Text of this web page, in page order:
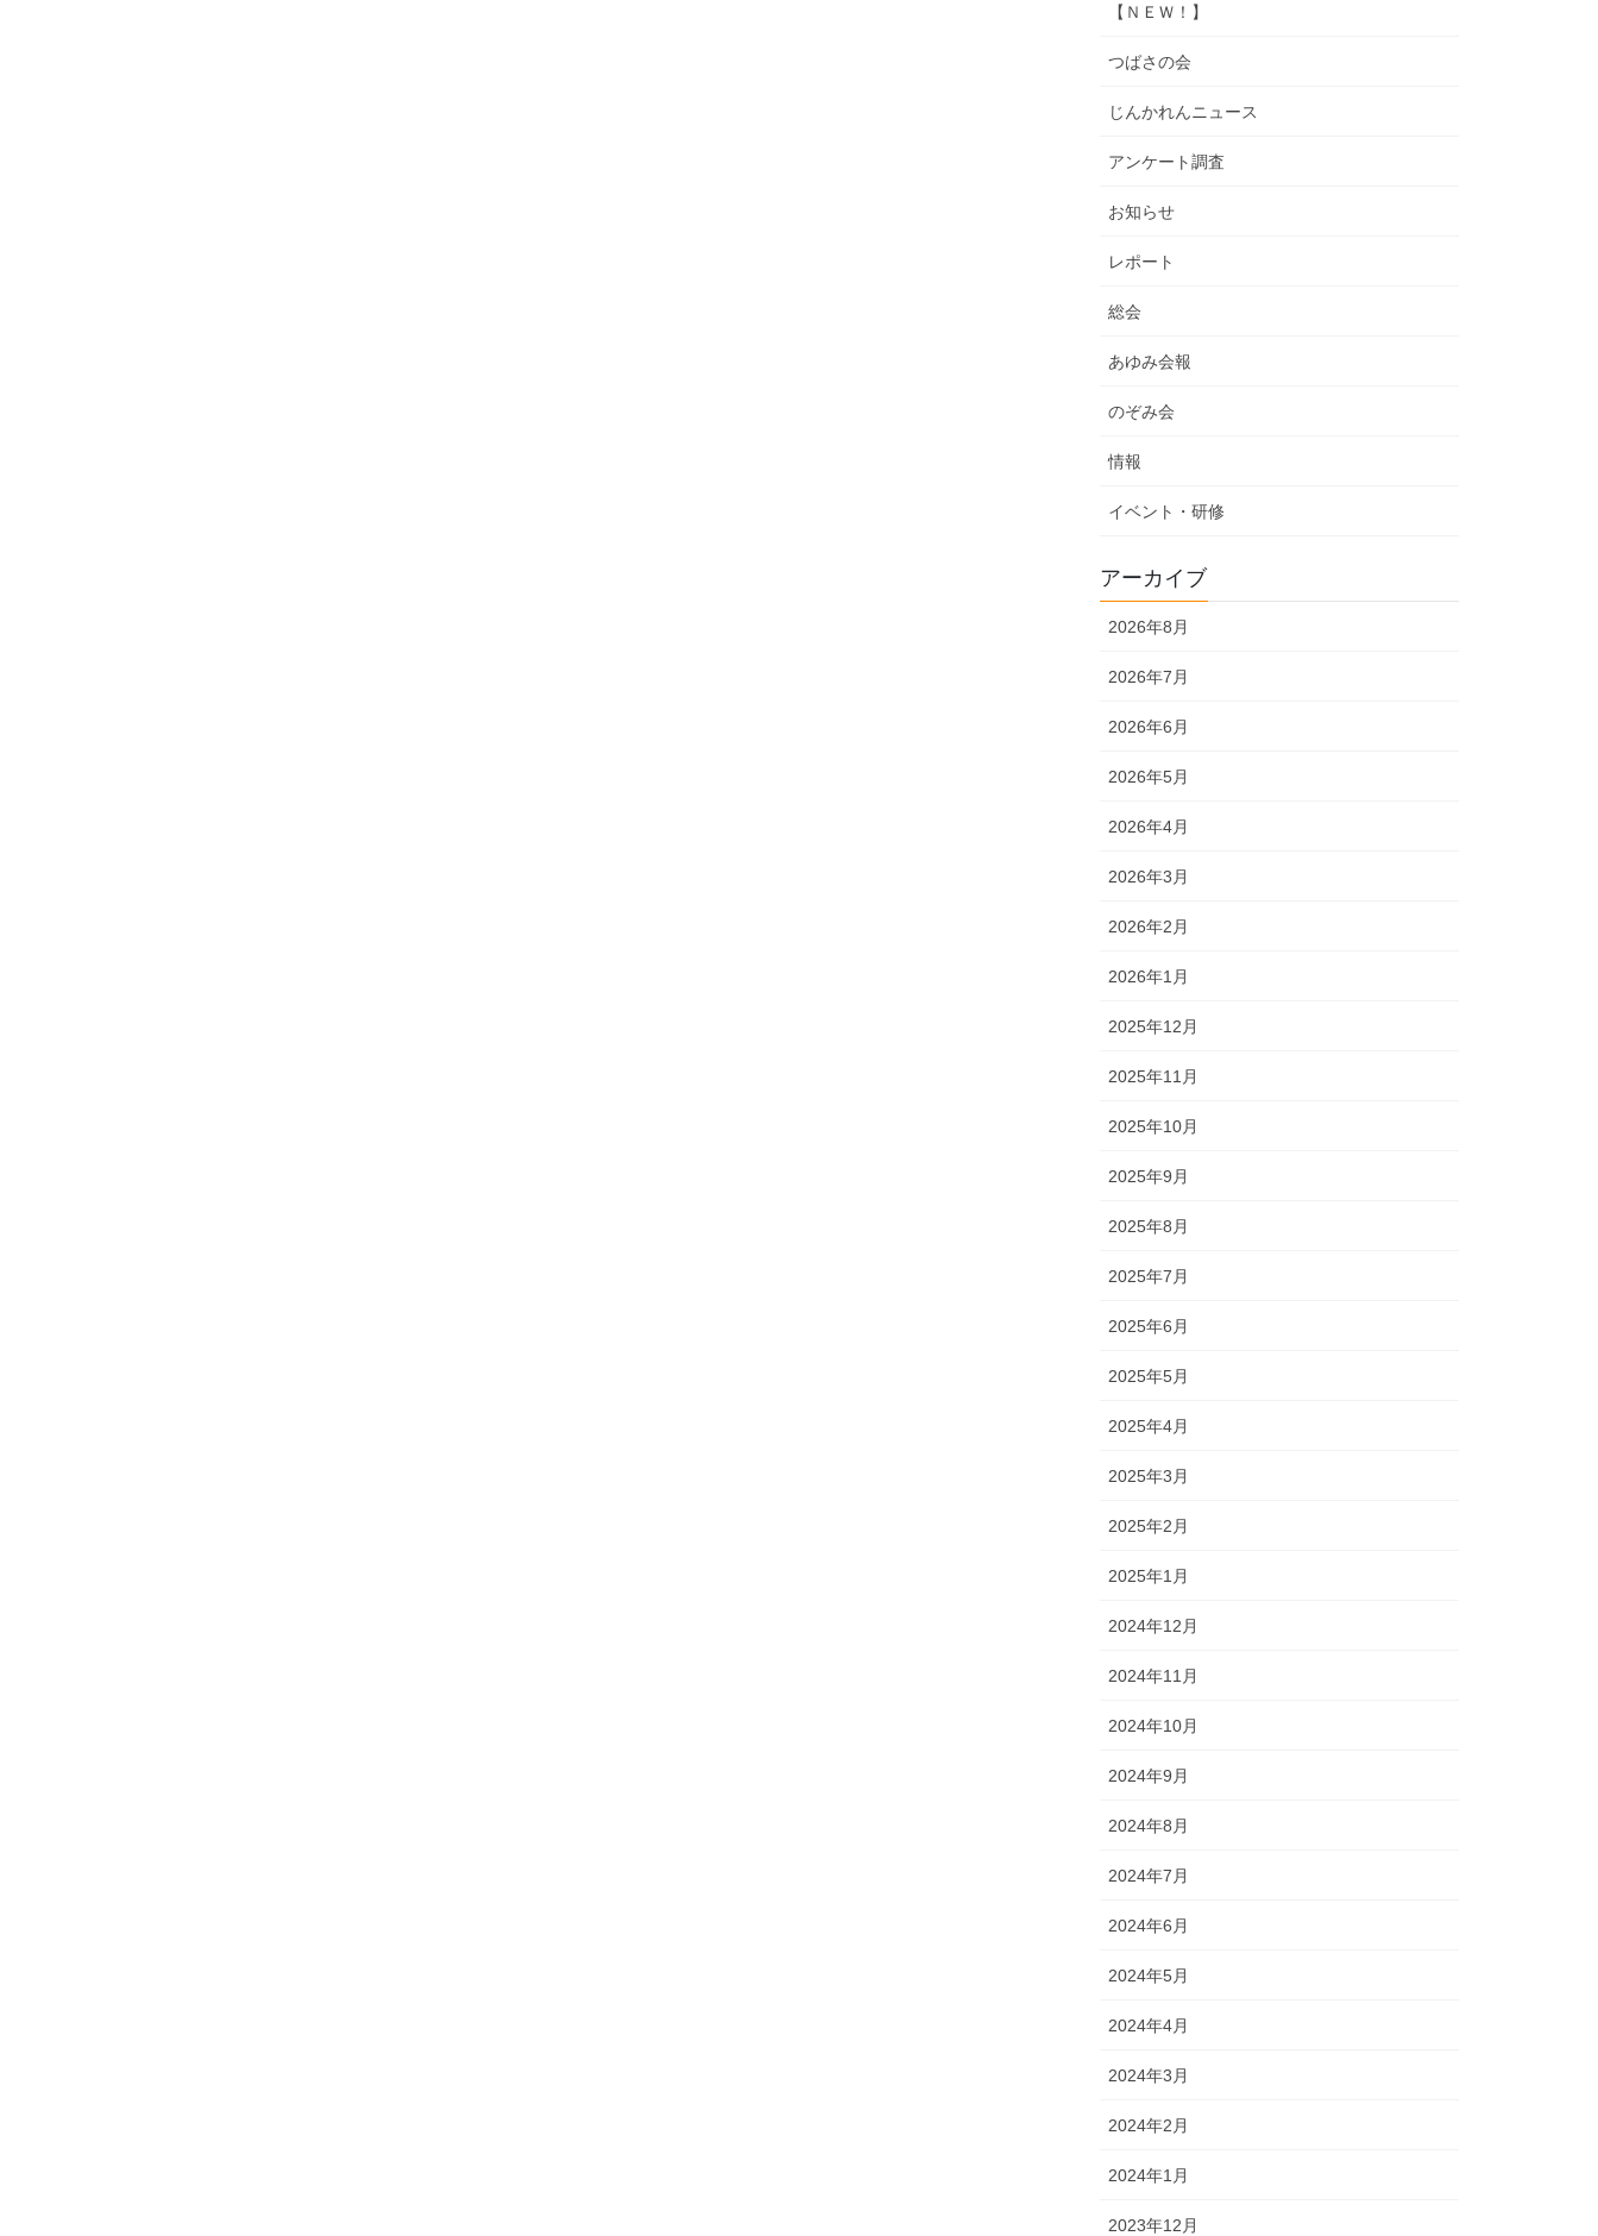
【ＮＥＷ！】
つばさの会
じんかれんニュース
アンケート調査
お知らせ
レポート
総会
あゆみ会報
のぞみ会
情報
イベント・研修
アーカイブ
2026年8月
2026年7月
2026年6月
2026年5月
2026年4月
2026年3月
2026年2月
2026年1月
2025年12月
2025年11月
2025年10月
2025年9月
2025年8月
2025年7月
2025年6月
2025年5月
2025年4月
2025年3月
2025年2月
2025年1月
2024年12月
2024年11月
2024年10月
2024年9月
2024年8月
2024年7月
2024年6月
2024年5月
2024年4月
2024年3月
2024年2月
2024年1月
2023年12月